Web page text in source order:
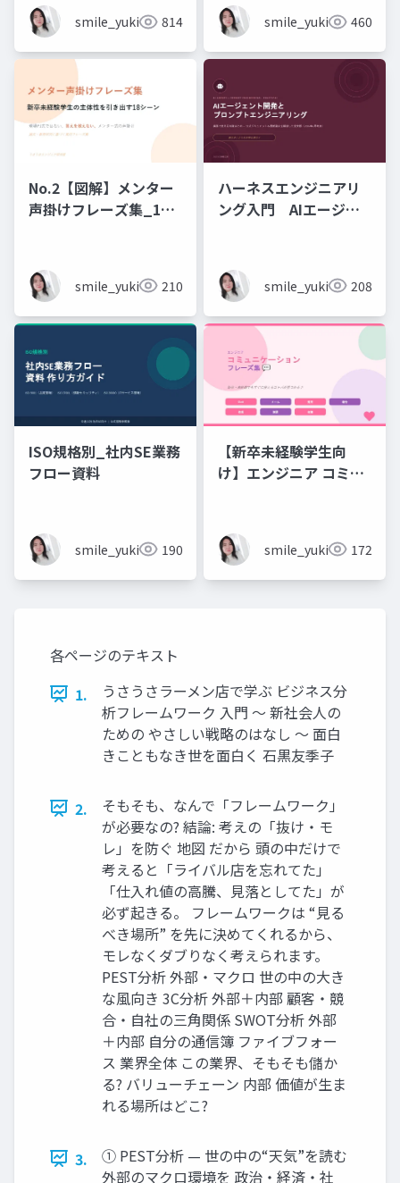
smile_yukiko_it814 smile_yukiko_it460
No.2【図解】メンター
声掛けフレーズ集_18
smile_yukiko_it210
ハーネスエンジニアリ
ング入門 AIエージェ
smile_yukiko_it208
ISO規格別_社内SE業務
フロー資料
smile_yukiko_it190
【新卒未経験学生向
け】エンジニア コミュ
のコミュニケーション
フレーズ集smile_yukiko_it172
各ページのテキスト
1.
うさうさラーメン店で学ぶ ビジネス分
析フレームワーク 入門 〜 新社会人の
ための やさしい戦略のはなし 〜 面白
きこともなき世を面白く 石黒友季子
2.
そもそも、なんで「フレームワーク」
が必要なの? 結論: 考えの「抜け・モ
レ」を防ぐ 地図 だから 頭の中だけで
考えると「ライバル店を忘れてた」
「仕入れ値の高騰、見落としてた」が
必ず起きる。 フレームワークは “見る
べき場所” を先に決めてくれるから、
モレなくダブりなく考えられます。
PEST分析 外部・マクロ 世の中の大き
な風向き 3C分析 外部＋内部 顧客・競
合・自社の三角関係 SWOT分析 外部
＋内部 自分の通信簿 ファイブフォー
ス 業界全体 この業界、そもそも儲か
る? バリューチェーン 内部 価値が生ま
れる場所はどこ?
3.
① PEST分析 — 世の中の“天気”を読む
外部のマクロ環境を 政治・経済・社